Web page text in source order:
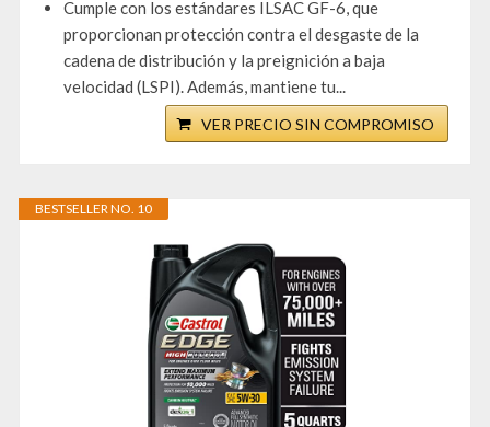
Cumple con los estándares ILSAC GF-6, que
proporcionan protección contra el desgaste de la
cadena de distribución y la preignición a baja
velocidad (LSPI). Además, mantiene tu...
VER PRECIO SIN COMPROMISO
BESTSELLER NO. 10